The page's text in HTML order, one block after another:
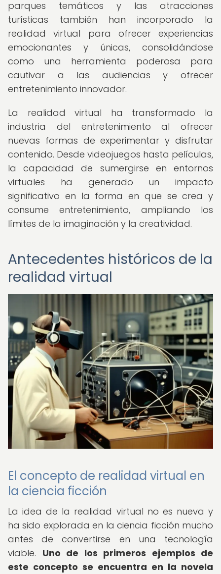
parques temáticos y las atracciones
turísticas también han incorporado la
realidad virtual para ofrecer experiencias
emocionantes y únicas, consolidándose
como una herramienta poderosa para
cautivar a las audiencias y ofrecer
entretenimiento innovador.
La realidad virtual ha transformado la
industria del entretenimiento al ofrecer
nuevas formas de experimentar y disfrutar
contenido. Desde videojuegos hasta películas,
la capacidad de sumergirse en entornos
virtuales ha generado un impacto
significativo en la forma en que se crea y
consume entretenimiento, ampliando los
límites de la imaginación y la creatividad.
Antecedentes históricos de la
realidad virtual
El concepto de realidad virtual en
la ciencia ficción
La idea de la realidad virtual no es nueva y
ha sido explorada en la ciencia ficción mucho
antes de convertirse en una tecnología
viable. Uno de los primeros ejemplos de
este concepto se encuentra en la novela